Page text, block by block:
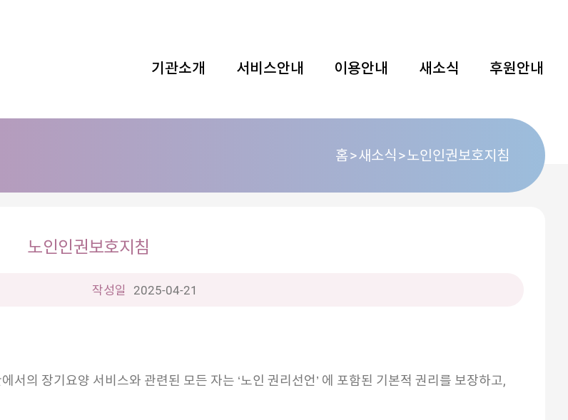
기관소개 서비스안내 이용안내 새소식 후원안내
홈 새소식 노인인권보호지침
노인인권보호지침
작성일 2025-04-21
서의 장기요양 서비스와 관련된 모든 자는 ‘노인 권리선언’ 에 포함된 기본적 권리를 보장하고,